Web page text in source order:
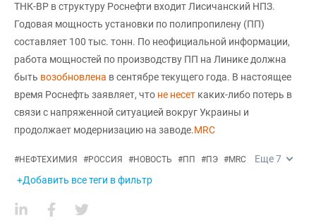
ТНК-ВР в структуру Роснефти входит Лисичанский НПЗ.
Годовая мощность установки по полипропилену (ПП)
составляет 100 тыс. тонн. По неофициальной информации,
работа мощностей по производству ПП на Линике должна
быть возобновлена в сентябре текущего года. В настоящее
время Роснефть заявляет, что не несет каких-либо потерь в
связи с напряженной ситуацией вокруг Украины и
продолжает модернизацию на заводе.MRC
#НЕФТЕХИМИЯ #РОССИЯ #НОВОСТЬ #ПП #ПЭ #MRC Еще7
+Добавить все теги в фильтр